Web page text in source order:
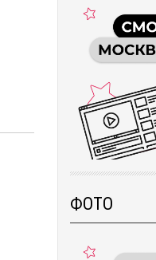
ФОТО